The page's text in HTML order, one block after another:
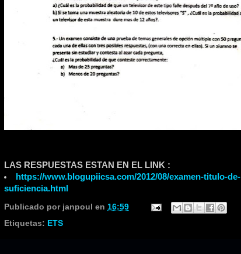
LAS RESPUESTAS ESTAN EN EL LINK :
https://www.blogupiicsa.com/2012/08/examen-titulo-de-
suficiencia.html
Publicado por janpoul en 16:59
Etiquetas: ETS